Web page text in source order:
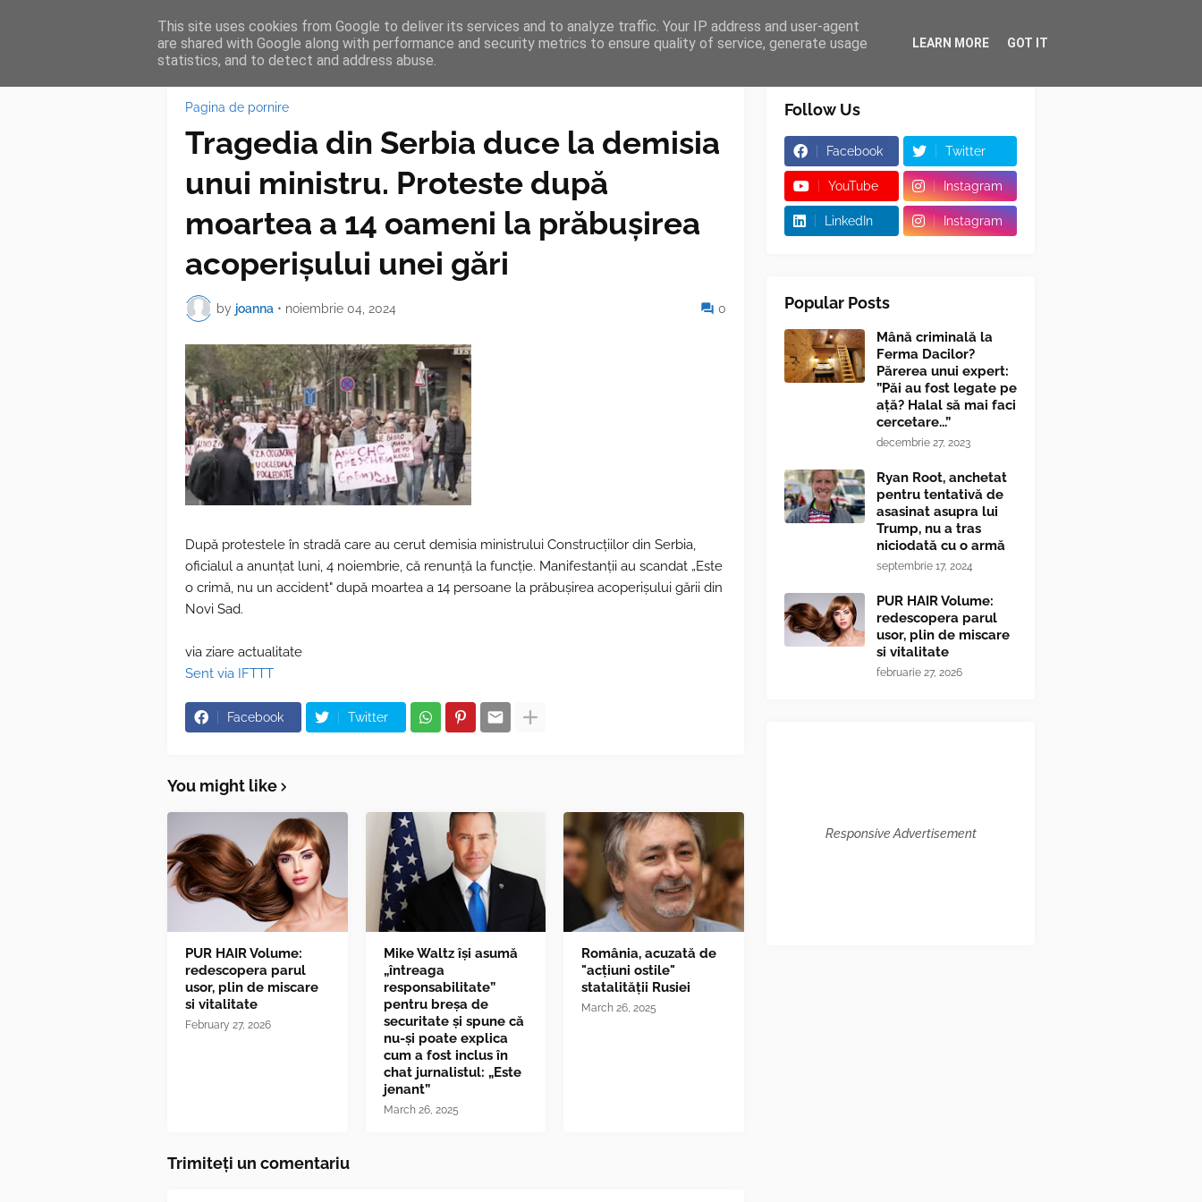
HOME FEATURES BLOGGER TIPOGRAPHY SHORTCODES
Pagina de pornire
Tragedia din Serbia duce la demisia
unui ministru. Proteste după
moartea a 14 oameni la prăbușirea
acoperișului unei gări
by joanna • noiembrie 04, 2024 0
După protestele în stradă care au cerut demisia ministrului Construcțiilor din Serbia,
oficialul a anunțat luni, 4 noiembrie, că renunță la funcție. Manifestanții au scandat „Este
o crimă, nu un accident" după moartea a 14 persoane la prăbușirea acoperișului gării din
Novi Sad.
via ziare actualitate
Sent via IFTTT
Facebook Twitter
You might like
PUR HAIR Volume:
redescopera parul
usor, plin de miscare
si vitalitate
February 27, 2026
Mike Waltz îşi asumă
„întreaga
responsabilitate”
pentru breşa de
securitate și spune că
nu-și poate explica
cum a fost inclus în
chat jurnalistul: „Este
jenant”
March 26, 2025
România, acuzată de
"acțiuni ostile"
statalității Rusiei
March 26, 2025
Trimiteți un comentariu
Follow Us
Facebook Twitter
YouTube Instagram
LinkedIn Instagram
Popular Posts
Mână criminală la
Ferma Dacilor?
Părerea unui expert:
”Păi au fost legate pe
ață? Halal să mai faci
cercetare...”
decembrie 27, 2023
Ryan Root, anchetat
pentru tentativă de
asasinat asupra lui
Trump, nu a tras
niciodată cu o armă
septembrie 17, 2024
PUR HAIR Volume:
redescopera parul
usor, plin de miscare
si vitalitate
februarie 27, 2026
Responsive Advertisement
This site uses cookies from Google to deliver its services and to analyze traffic. Your IP address and user-agent
are shared with Google along with performance and security metrics to ensure quality of service, generate usage
statistics, and to detect and address abuse.
LEARN MORE GOT IT